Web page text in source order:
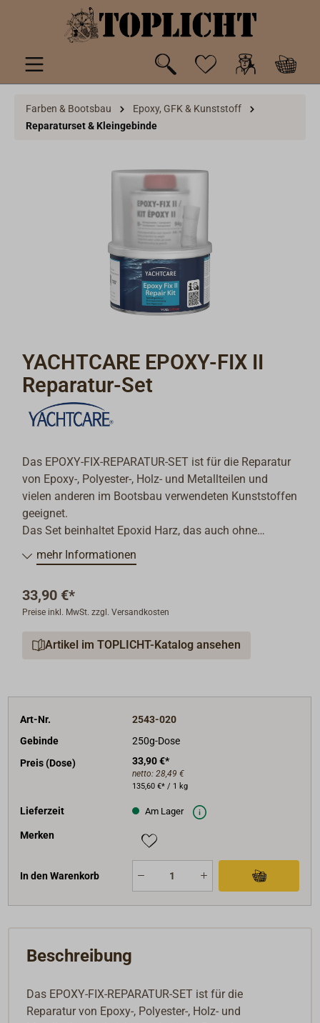
springen
Farben & Bootsbau
Epoxy, GFK & Kunststoff
Reparaturset & Kleingebinde
YACHTCARE EPOXY-FIX II
Reparatur-Set
Das EPOXY-FIX-REPARATUR-SET ist für die Reparatur
von Epoxy-, Polyester-, Holz- und Metallteilen und
vielen anderen im Bootsbau verwendeten Kunststoffen
geeignet.
Das Set beinhaltet Epoxid Harz, das auch ohne
Glaseinlage für Verklebungen benutzt werden kann.
Außerdem ist ein Glasgewebeband für hochfeste
Anrühren einer weißen Spachtel- oder Vergussmasse
und Schleifpapier zum Glätten enthalten.
mehr Informationen
33,90 €*
Preise inkl. MwSt. zzgl. Versandkosten
Artikel im TOPLICHT-Katalog ansehen
Art-Nr.
2543-020
Gebinde
250g-Dose
Preis (Dose)
33,90 €*
netto: 28,49 €
135,60 €* / 1 kg
Lieferzeit Am Lager
Merken
In den Warenkorb
Beschreibung
Das EPOXY-FIX-REPARATUR-SET ist für die
Reparatur von Epoxy-, Polyester-, Holz- und